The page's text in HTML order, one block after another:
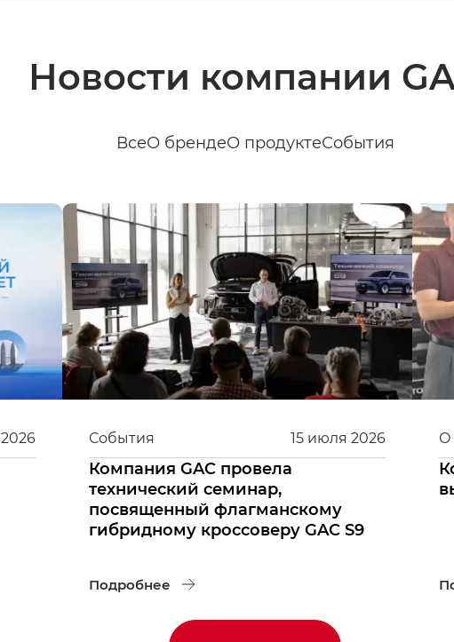
Новости компании
ВсеО брендеО продуктеСобытия
2026 15 июля 2026
События
Компания GAC провела
технический семинар,
посвященный флагманскому
гибридному кроссоверу GAC S9
Подробнее
О